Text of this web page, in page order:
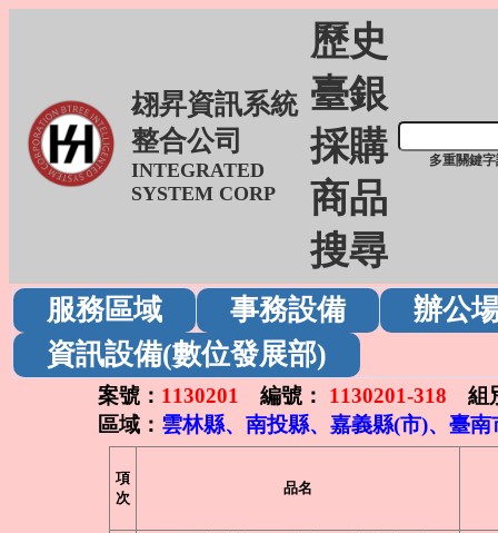
翃昇資訊系統
整合公司
INTEGRATED
SYSTEM CORP
歷史
臺銀
採購
商品
搜尋
多重關鍵
服務區域 事務設備
辦公
資訊設備(數位發展部)
案號： 1130201 編號： 1130201-318 組
區域： 雲林縣、南投縣、嘉義縣(市)、臺南
項
次
品名